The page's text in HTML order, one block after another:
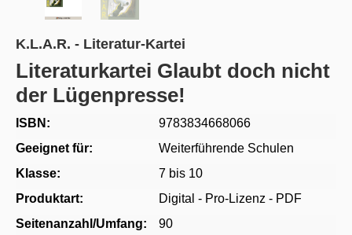
K.L.A.R. - Literatur-Kartei
Literaturkartei Glaubt doch nicht
der Lügenpresse!
ISBN:
9783834668066
Geeignet für:
Weiterführende Schulen
Klasse:
7 bis 10
Produktart:
Digital - Pro-Lizenz - PDF
Seitenanzahl/Umfang:
90